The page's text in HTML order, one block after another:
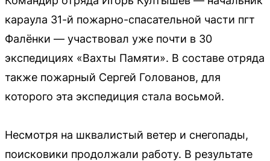
караула 31-й пожарно-спасательной части пгт
Фалёнки — участвовал уже почти в 30
экспедициях «Вахты Памяти». В составе отряда
также пожарный Сергей Голованов, для
которого эта экспедиция стала восьмой.
Несмотря на шквалистый ветер и снегопады,
поисковики продолжали работу. В результате